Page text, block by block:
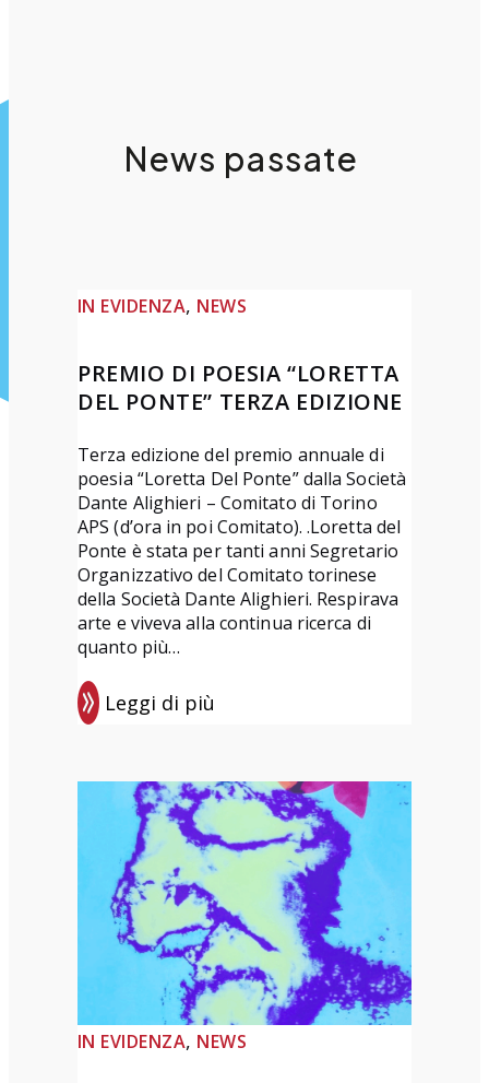
News passate
IN EVIDENZA, NEWS
PREMIO DI POESIA “LORETTA
DEL PONTE” TERZA EDIZIONE
Terza edizione del premio annuale di
poesia “Loretta Del Ponte” dalla Società
Dante Alighieri – Comitato di Torino
APS (d’ora in poi Comitato). .Loretta del
Ponte è stata per tanti anni Segretario
Organizzativo del Comitato torinese
della Società Dante Alighieri. Respirava
arte e viveva alla continua ricerca di
quanto più…
Leggi di più
:
r
o
e
IN EVIDENZA, NEWS